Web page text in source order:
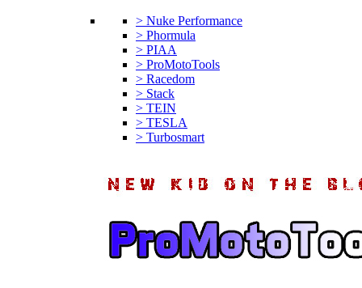
> Nuke Performance
> Phormula
> PIAA
> ProMotoTools
> Racedom
> Stack
> TEIN
> TESLA
> Turbosmart